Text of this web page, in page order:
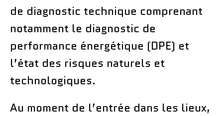
de diagnostic technique comprenant
notamment le diagnostic de
performance énergétique (DPE) et
l’état des risques naturels et
technologiques.
Au moment de l’entrée dans les lieux,